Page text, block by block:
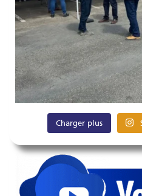
Charger plus